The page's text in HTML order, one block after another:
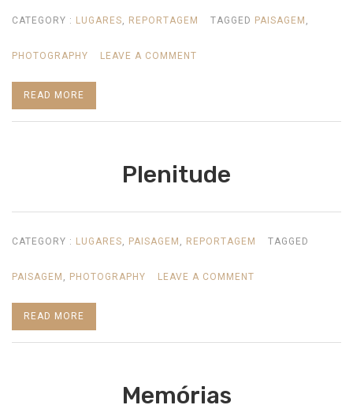
CATEGORY : LUGARES, REPORTAGEM TAGGED PAISAGEM ,
PHOTOGRAPHY LEAVE A COMMENT
READ MORE
Plenitude
CATEGORY : LUGARES, PAISAGEM , REPORTAGEM TAGGED
PAISAGEM , PHOTOGRAPHY LEAVE A COMMENT
READ MORE
Memórias